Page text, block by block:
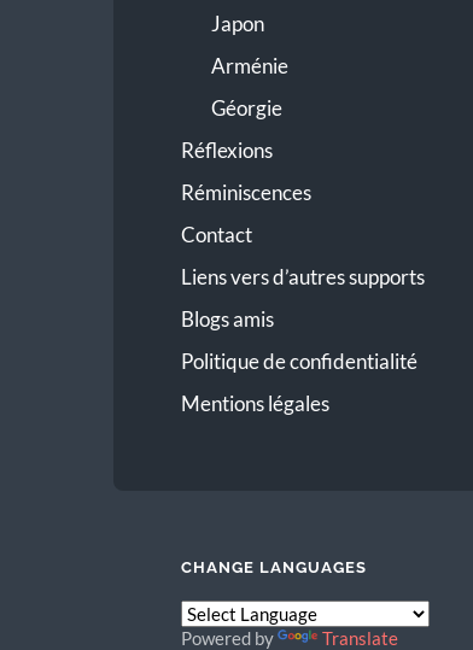
Japon
Arménie
Géorgie
Réflexions
Réminiscences
Contact
Liens vers d’autres supports
Blogs amis
Politique de confidentialité
Mentions légales
CHANGE LANGUAGES
Powered by Translate